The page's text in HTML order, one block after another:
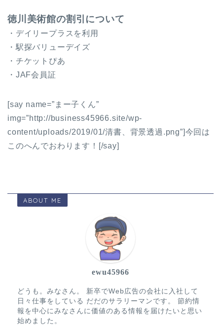
徳川美術館の割引について
・デイリープラスを利用
・駅探バリューデイズ
・チケットぴあ
・JAF会員証
[say name=”まー子くん”
img=”http://business45966.site/wp-
content/uploads/2019/01/清書、背景透過.png”]今回は
このへんでおわります！[/say]
ABOUT ME
ewu45966
どうも。みなさん。 新卒でWeb広告の会社に入社して
日々仕事をしている だだのサラリーマンです。 節約情
報を中心にみなさんに価値のある情報を届けたいと思い
始めました。